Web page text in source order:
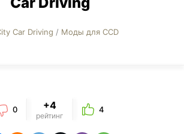
Car Driving / Моды для CCD
0 +4
рейтинг
4